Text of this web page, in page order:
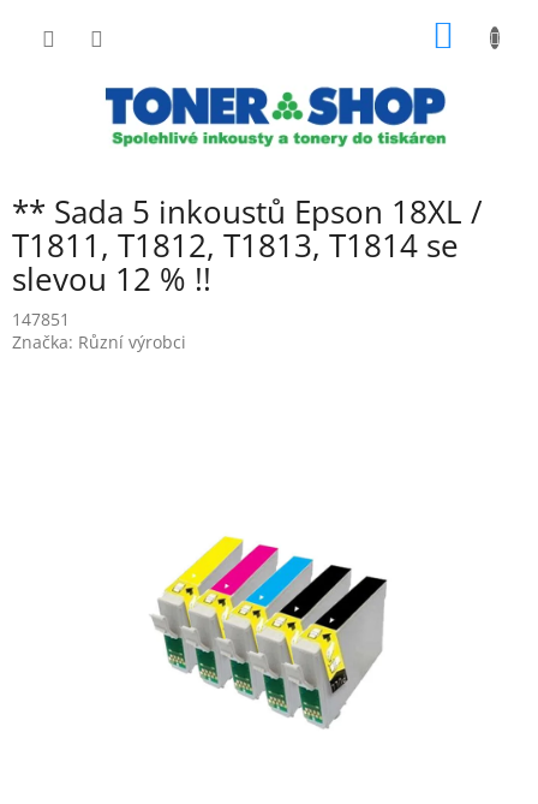
** Sada 5 inkoustů Epson 18XL /
T1811, T1812, T1813, T1814 se
slevou 12 % !!
147851
Značka: Různí výrobci